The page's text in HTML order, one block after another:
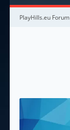
PlayHills.eu Forum